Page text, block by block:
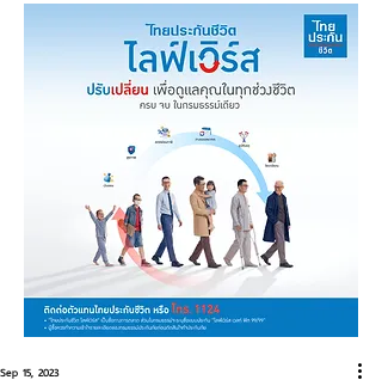
Sep 15, 2023